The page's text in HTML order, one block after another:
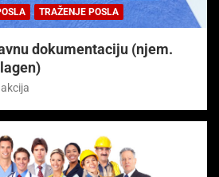
TRAŽENJE POSLA
dokumentaciju (njem.